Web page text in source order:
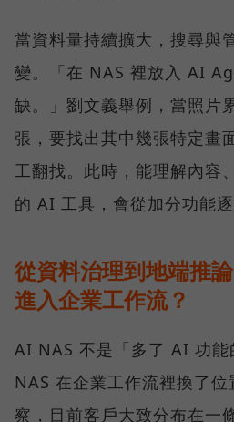
當資料量持續擴大，搜尋與
變。「在 NAS 裡放入 AI
缺。」劉文義舉例，當照片
張，要找出其中幾張特定畫
工翻找。此時，能理解內容
的 AI 工具，會從加分功能逐
從資料治理到地端推
進入企業工作流？
AI NAS 不是「多了 AI 功能
NAS 在企業工作流裡換了
察，目前客戶大致分布在一